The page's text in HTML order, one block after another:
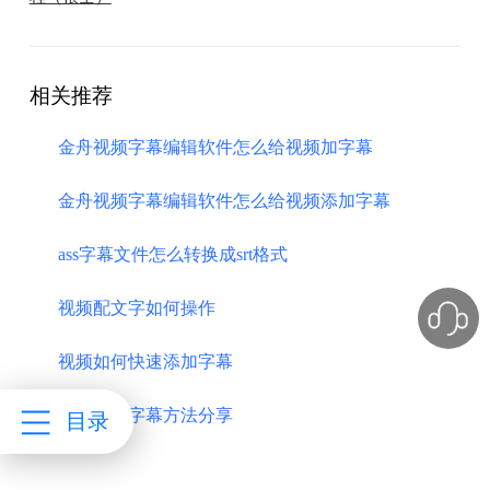
目录
相关推荐
金舟视频字幕编辑软件怎么给视频加字幕
金舟视频字幕编辑软件怎么给视频添加字幕
ass字幕文件怎么转换成srt格式
视频配文字如何操作
视频如何快速添加字幕
视频添加字幕方法分享